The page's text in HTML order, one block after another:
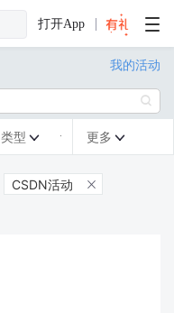
打开App
我的活动

类型  更多 
CSDN活动 